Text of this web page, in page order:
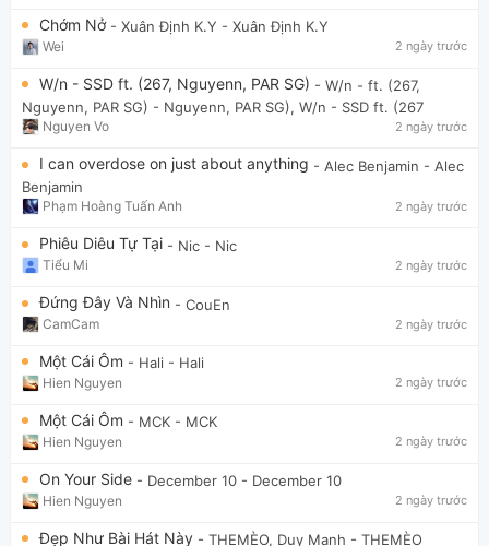
Chớm Nở - Xuân Định K.Y - Xuân Định K.Y
Wei 2 ngày trước
W/n - SSD ft. (267, Nguyenn, PAR SG) - W/n - ft. (267,
Nguyenn, PAR SG) - Nguyenn, PAR SG), W/n - SSD ft. (267
Nguyen Vo 2 ngày trước
I can overdose on just about anything - Alec Benjamin - Alec
Benjamin
Phạm Hoàng Tuấn Anh 2 ngày trước
Phiêu Diêu Tự Tại - Nic - Nic
Tiểu Mi 2 ngày trước
Đứng Đây Và Nhìn - CouEn
CamCam 2 ngày trước
Một Cái Ôm - Hali - Hali
Hien Nguyen 2 ngày trước
Một Cái Ôm - MCK - MCK
Hien Nguyen 2 ngày trước
On Your Side - December 10 - December 10
Hien Nguyen 2 ngày trước
Đẹp Như Bài Hát Này - THEMÈO, Duy Mạnh - THEMÈO